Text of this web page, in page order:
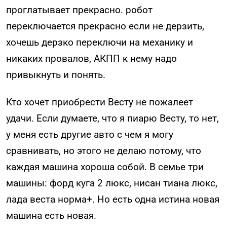
проглатывает прекрасно. робот
переключается прекрасно если не дерзить,
хочешь дерзко переключи на механику и
никаких провалов, АКПП к нему надо
привыкнуть и понять.
Кто хочет приобрести Весту не пожалеет
удачи. Если думаете, что я пиарю Весту, то нет,
у меня есть другие авто с чем я могу
сравнивать, но этого не делаю потому, что
каждая машина хороша собой. В семье три
машины: форд куга 2 люкс, нисан тиана люкс,
лада веста норма+. Но есть одна истина новая
машина есть новая.